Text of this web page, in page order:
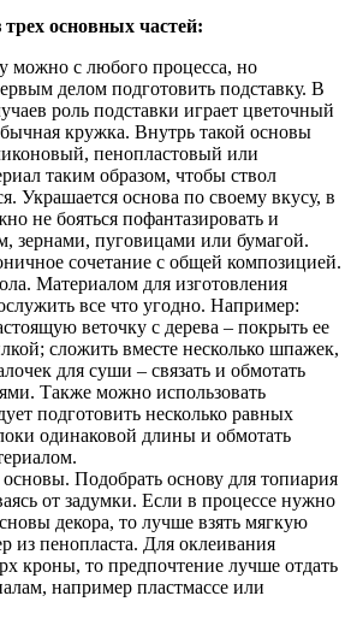
основных частей:
можно с любого процесса, но
делом подготовить подставку. В
роль подставки играет цветочный
кружка. Внутрь такой основы
пенопластовый или
таким образом, чтобы ствол
Украшается основа по своему вкусу, в
не бояться пофантазировать и
зернами, пуговицами или бумагой.
сочетание с общей композицией.
Материалом для изготовления
все что угодно. Например:
веточку с дерева – покрыть ее
сложить вместе несколько шпажек,
для суши – связать и обмотать
Также можно использовать
подготовить несколько равных
одинаковой длины и обмотать
Подобрать основу для топиария
от задумки. Если в процессе нужно
декора, то лучше взять мягкую
из пенопласта. Для оклеивания
кроны, то предпочтение лучше отдать
например пластмассе или